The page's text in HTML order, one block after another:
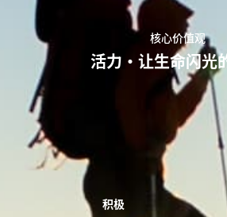
核心价值观
活力·让生命闪光
积极
核心价值观
正直·让能量向上
正确
AOHAI Support
AOHAI